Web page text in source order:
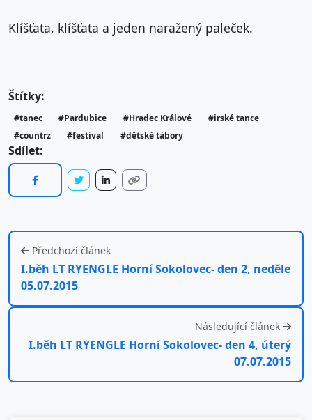
Klíšťata, klíšťata a jeden naražený paleček.
Štítky:
#tanec #Pardubice #Hradec Králové
#irské tance
#countrz
#festival #dětské tábory
Sdílet:
Předchozí článek
I.běh LT RYENGLE Horní Sokolovec- den 2, neděle
05.07.2015
Následující článek
I.běh LT RYENGLE Horní Sokolovec- den 4, úterý
07.07.2015